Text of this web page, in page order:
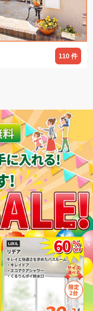
110 件